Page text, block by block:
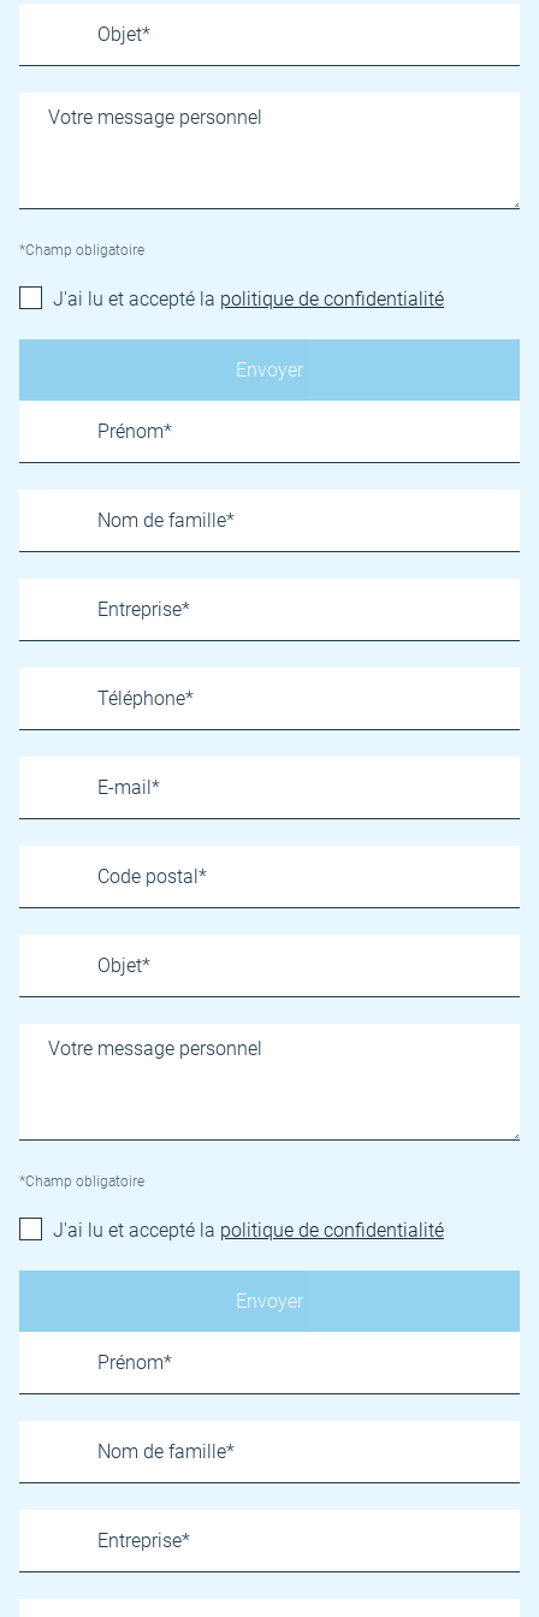
*Champ obligatoire
J'ai lu et accepté la politique de confidentialité
*Champ obligatoire
J'ai lu et accepté la politique de confidentialité